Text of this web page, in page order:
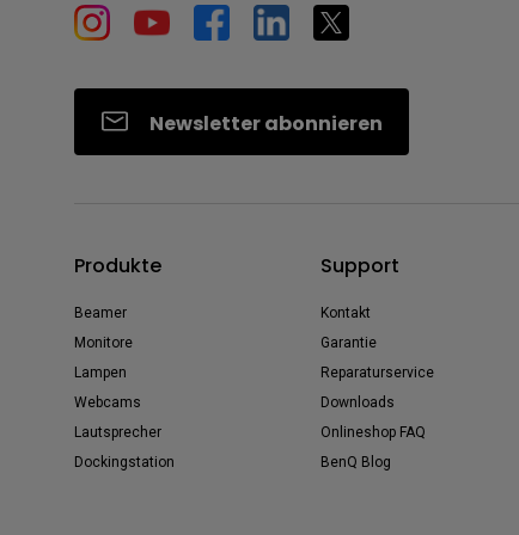
Newsletter abonnieren
Produkte
Beamer
Monitore
Lampen
Webcams
Lautsprecher
Dockingstation
Support
Kontakt
Garantie
Reparaturservice
Downloads
Onlineshop FAQ
BenQ Blog